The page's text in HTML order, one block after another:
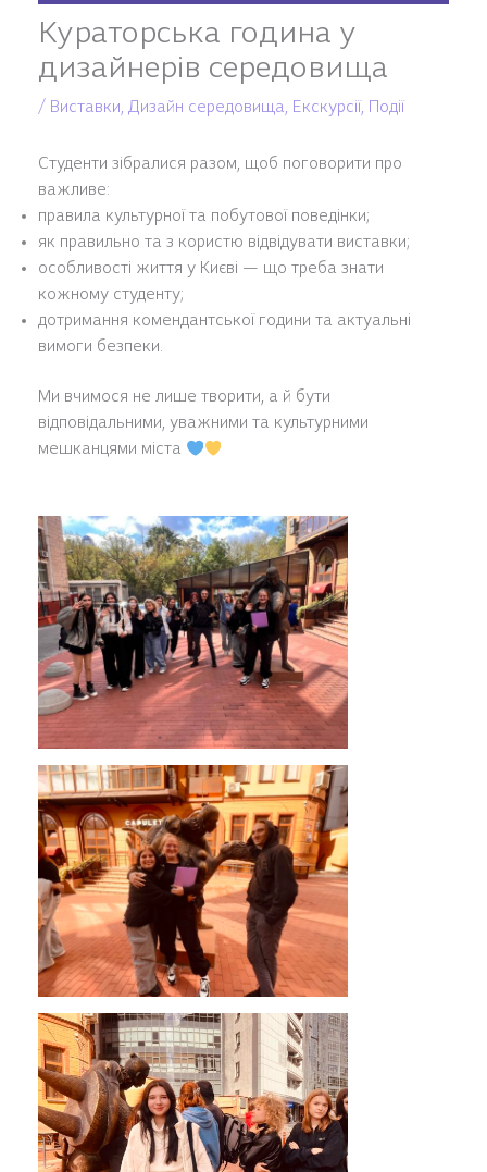
Кураторська година у
дизайнерів середовища
/ Виставки Дизайн середовища Екскурсії Події
Студенти зібралися разом, щоб поговорити про
важливе:
правила культурної та побутової поведінки;
як правильно та з користю відвідувати виставки;
особливості життя у Києві — що треба знати
кожному студенту;
дотримання комендантської години та актуальні
вимоги безпеки.
Ми вчимося не лише творити, а й бути
відповідальними, уважними та культурними
мешканцями міста